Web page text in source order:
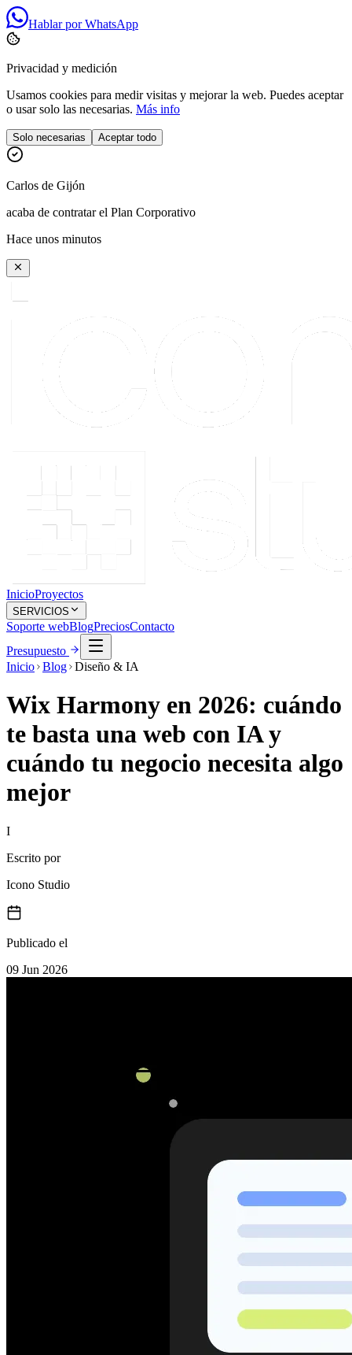
Hablar por WhatsApp
Privacidad y medición
Usamos cookies para medir visitas y mejorar la web. Puedes aceptar
o usar solo las necesarias. Más info
Solo necesarias Aceptar todo
Carlos de Gijón
acaba de contratar el Plan Corporativo
Hace unos minutos
InicioProyectos
SERVICIOS
Soporte webBlogPreciosContacto
Presupuesto
Inicio Blog Diseño & IA
Wix Harmony en 2026: cuándo
te basta una web con IA y
cuándo tu negocio necesita algo
mejor
I
Escrito por
Icono Studio
Publicado el
09 Jun 2026